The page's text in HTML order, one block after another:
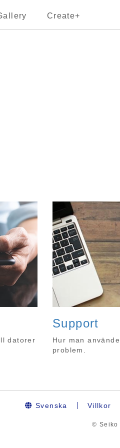
Create+
datorer
Support
Hur man
problem.
Svenska Villkor
© Seiko